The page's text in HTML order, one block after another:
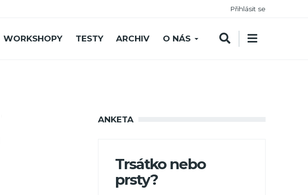
Přihlásit se
WORKSHOPY TESTY ARCHIV O NÁS
ANKETA
Trsátko nebo
prsty?